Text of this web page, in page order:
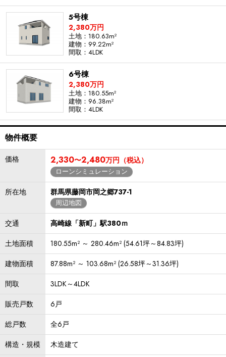
5号棟
2,380万円
土地：180.63m²
建物：99.22m²
間取：4LDK
6号棟
2,380万円
土地：180.55m²
建物：96.38m²
間取：4LDK
物件概要
価格 2,330〜2,480万円（税込）
ローンシミュレーション
所在地 群馬県藤岡市岡之郷737-1
周辺地図
交通
高崎線「新町」駅380ｍ
土地面積
180.55m² ～ 280.46m² (54.61坪～84.83坪)
建物面積
87.88m² ～ 103.68m² (26.58坪～31.36坪)
間取
3LDK～4LDK
販売戸数
6戸
総戸数
全6戸
構造・規模
木造建て